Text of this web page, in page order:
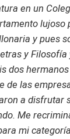
en un
lujoso
y pues
y Filosofía
dos
de las
a disfrutar
Me
mi